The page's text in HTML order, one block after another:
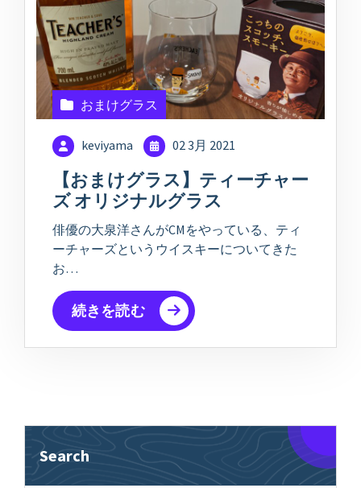
おまけグラス
keviyama 02 3月 2021
【おまけグラス】ティーチャー
ズ オリジナルグラス
俳優の大泉洋さんがCMをやっている、ティ
ーチャーズというウイスキーについてきた
お…
続きを読む
Search